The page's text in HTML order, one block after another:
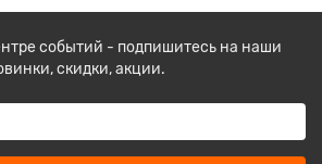
событий - подпишитесь на наши
скидки, акции.